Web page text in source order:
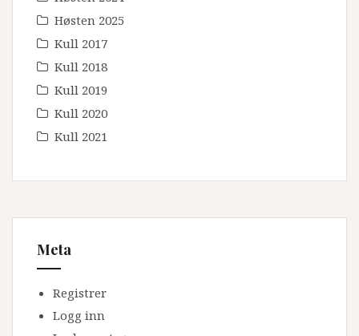
Høsten 2025
Kull 2017
Kull 2018
Kull 2019
Kull 2020
Kull 2021
Meta
Registrer
Logg inn